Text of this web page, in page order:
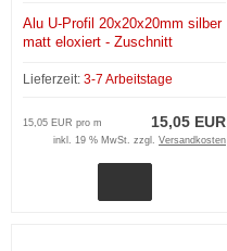
Alu U-Profil 20x20x20mm silber
matt eloxiert - Zuschnitt
Lieferzeit: 3-7 Arbeitstage
15,05 EUR
15,05 EUR pro m
inkl. 19 % MwSt. zzgl. Versandkosten